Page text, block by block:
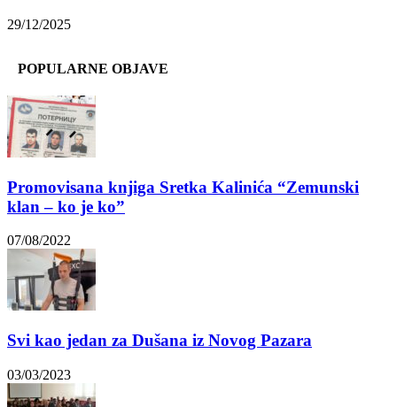
29/12/2025
POPULARNE OBJAVE
Promovisana knjiga Sretka Kalinića “Zemunski
klan – ko je ko”
07/08/2022
Svi kao jedan za Dušana iz Novog Pazara
03/03/2023